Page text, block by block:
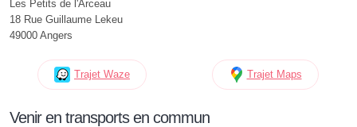
Les Petits de l'Arceau
18 Rue Guillaume Lekeu
49000 Angers
Trajet Waze Trajet Maps
Venir en transports en commun